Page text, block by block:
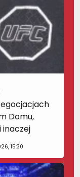
Domu,
inaczej
15:30